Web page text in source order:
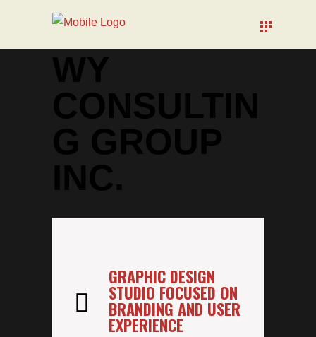
WY
CONSULTIN
G GROUP
INC.
GRAPHIC DESIGN
STUDIO FOCUSED ON
BRANDING AND USER
EXPERIENCE